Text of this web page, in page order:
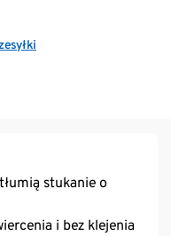
stukanie o
i bez klejenia